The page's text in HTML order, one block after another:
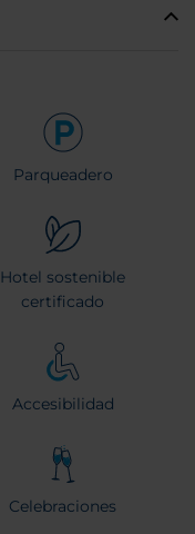
Parqueadero
Hotel sostenible
certificado
Accesibilidad
Celebraciones